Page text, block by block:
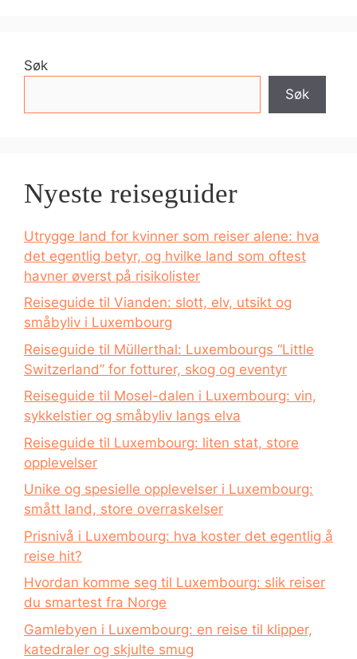
Søk
Søk
Nyeste reiseguider
Utrygge land for kvinner som reiser alene: hva
det egentlig betyr, og hvilke land som oftest
havner øverst på risikolister
Reiseguide til Vianden: slott, elv, utsikt og
småbyliv i Luxembourg
Reiseguide til Müllerthal: Luxembourgs “Little
Switzerland” for fotturer, skog og eventyr
Reiseguide til Mosel-dalen i Luxembourg: vin,
sykkelstier og småbyliv langs elva
Reiseguide til Luxembourg: liten stat, store
opplevelser
Unike og spesielle opplevelser i Luxembourg:
smått land, store overraskelser
Prisnivå i Luxembourg: hva koster det egentlig å
reise hit?
Hvordan komme seg til Luxembourg: slik reiser
du smartest fra Norge
Gamlebyen i Luxembourg: en reise til klipper,
katedraler og skjulte smug